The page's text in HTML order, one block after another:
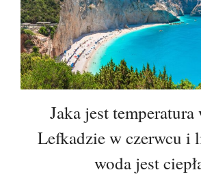
Jaka jest
Lefkadzie w czerwcu i
woda jest